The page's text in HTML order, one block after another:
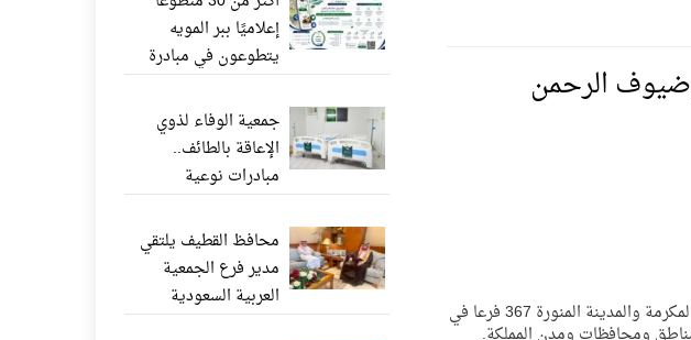
إعلاميًا ببر المويه
يتطوعون في مبادرة
«ناشر الخير» عبر
واتساب
جمعية الوفاء لذوي
الإعاقة بالطائف..
مبادرات نوعية
وإنجازات إنسانية تعزز
جودة الحياة
محافظ القطيف يلتقي
مدير فرع الجمعية
العربية السعودية
للثقافة والفنون بالدمام
[JUSTIFY][B][SIZE=4][FONT=Arial]بلغ عدد فروع المصارف والبنوك السعودية العاملة في كل من مكة المكرمة والمدينة المنورة 367 فرعا في